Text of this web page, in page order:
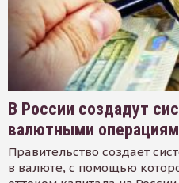
В России создадут
валютными
Правительство создает
в валюте, с помощью